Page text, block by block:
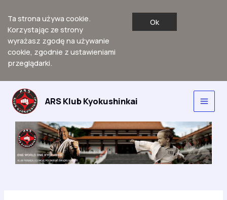
Ta strona używa cookie.
Korzystając ze strony
wyrażasz zgodę na używanie
cookie, zgodnie z ustawieniami
przeglądarki.
Ok
Przejdź
treści
ARS Klub Kyokushinkai
Main